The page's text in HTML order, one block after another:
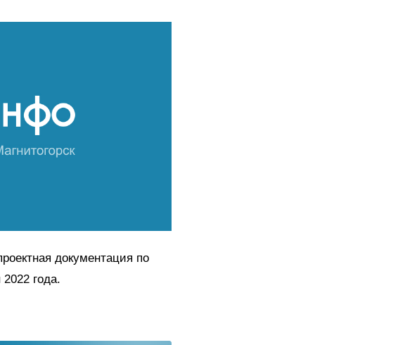
документация по
года.